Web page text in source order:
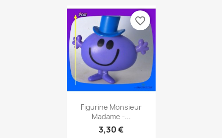
Aperçu rapide
Figurine Monsieur
Madame -...
3,30 €
favorite_border